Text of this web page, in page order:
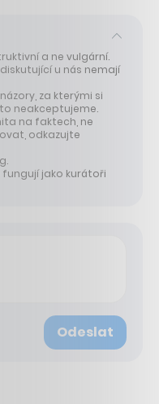
a ne vulgární.
u nás nemají
za kterými si
neakceptujeme.
na faktech, ne
odkazujte
fungují jako kurátoři
Odeslat